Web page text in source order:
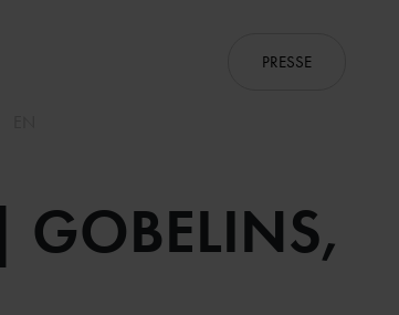
PRESSE
GOBELINS,